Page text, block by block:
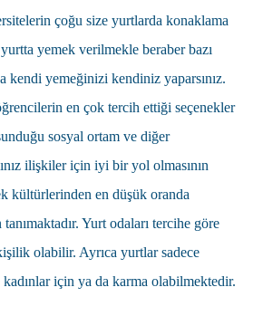
çoğu size yurtlarda konaklama
yemek verilmekle beraber bazı
kendi yemeğinizi kendiniz yaparsınız.
en çok tercih ettiği seçenekler
sosyal ortam ve diğer
ilişkiler için iyi bir yol olmasının
kültürlerinden en düşük oranda
Yurt odaları tercihe göre
olabilir. Ayrıca yurtlar sadece
için ya da karma olabilmektedir.